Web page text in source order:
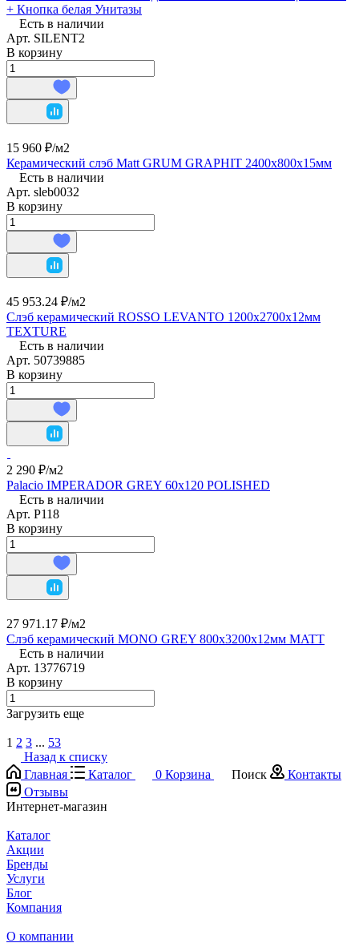
+ Кнопка белая Унитазы
Есть в наличии
Арт. SILENT2
В корзину
15 960 ₽/м2
Керамический слэб Matt GRUM GRAPHIT 2400x800х15мм
Есть в наличии
Арт. sleb0032
В корзину
45 953.24 ₽/м2
Слэб керамический ROSSO LEVANTO 1200х2700х12мм
TEXTURE
Есть в наличии
Арт. 50739885
В корзину
2 290 ₽/м2
Palacio IMPERADOR GREY 60x120 POLISHED
Есть в наличии
Арт. P118
В корзину
27 971.17 ₽/м2
Слэб керамический MONO GREY 800х3200х12мм MATT
Есть в наличии
Арт. 13776719
В корзину
Загрузить еще
1 2 3 ... 53
Назад к списку
Главная
Каталог 0 Корзина Поиск
Контакты
Отзывы
Интернет-магазин
Каталог
Акции
Бренды
Услуги
Блог
Компания
О компании